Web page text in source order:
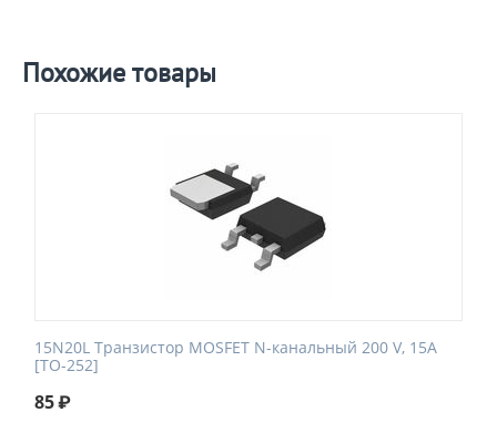
Похожие товары
15N20L Транзистор MOSFET N-канальный 200 V, 15A
[TO-252]
85₽